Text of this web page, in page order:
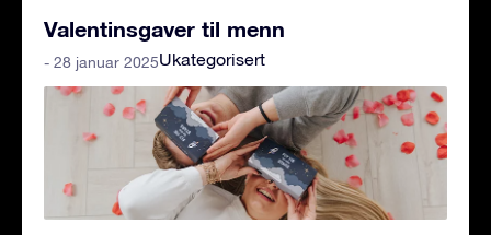
Valentinsgaver til menn
Ukategorisert
- 28 januar 2025